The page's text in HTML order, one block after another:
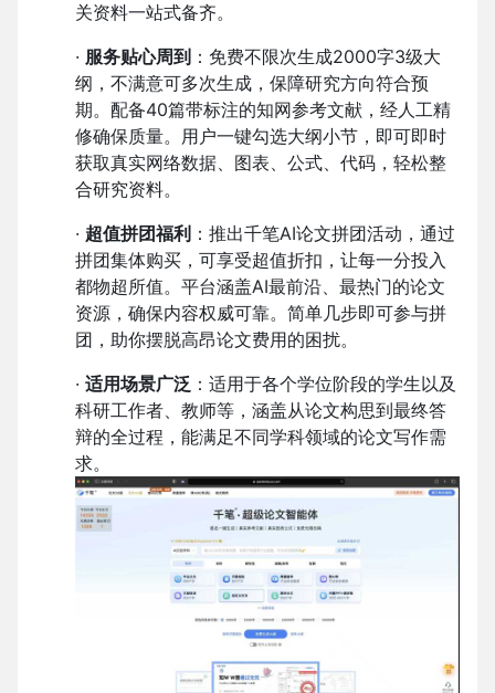
关资料一站式备齐。
· 服务贴心周到 ：免费不限次生成2000字3级大
纲，不满意可多次生成，保障研究方向符合预
期。配备40篇带标注的知网参考文献，经人工精
修确保质量。用户一键勾选大纲小节，即可即时
获取真实网络数据、图表、公式、代码，轻松整
合研究资料。
· 超值拼团福利 ：推出千笔AI论文拼团活动，通过
拼团集体购买，可享受超值折扣，让每一分投入
都物超所值。平台涵盖AI最前沿、最热门的论文
资源，确保内容权威可靠。简单几步即可参与拼
团，助你摆脱高昂论文费用的困扰。
· 适用场景广泛 ：适用于各个学位阶段的学生以及
科研工作者、教师等，涵盖从论文构思到最终答
辩的全过程，能满足不同学科领域的论文写作需
求。